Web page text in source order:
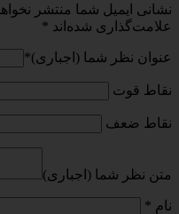
نشانی ایمیل شما منتشر
علامت‌گذاری شده‌اند *
عنوان نظر شما (اجباری)*
نقاط قوت
نقاط ضعف
متن نظر شما (اجباری)
نام *